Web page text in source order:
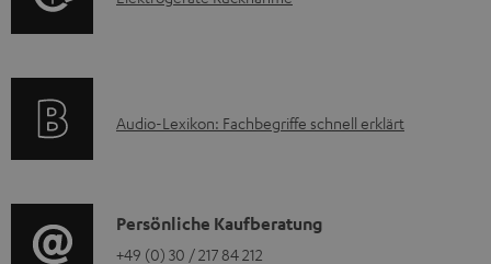
A
i
e
t
g
A
i
o
Audio-Lexikon: Fachbegriffe schnell erklärt
K
Persönliche Kaufberatung
+49 (0) 30 / 217 84 212